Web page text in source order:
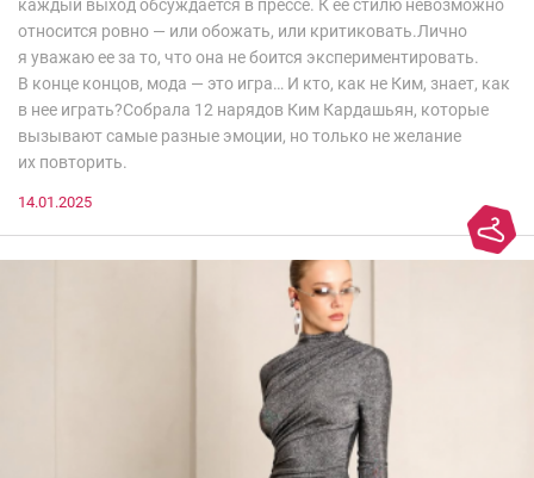
каждый выход обсуждается в прессе. К ее стилю невозможно
относится ровно — или обожать, или критиковать.Лично
я уважаю ее за то, что она не боится экспериментировать.
В конце концов, мода — это игра… И кто, как не Ким, знает, как
в нее играть?Собрала 12 нарядов Ким Кардашьян, которые
вызывают самые разные эмоции, но только не желание
их повторить.
14.01.2025